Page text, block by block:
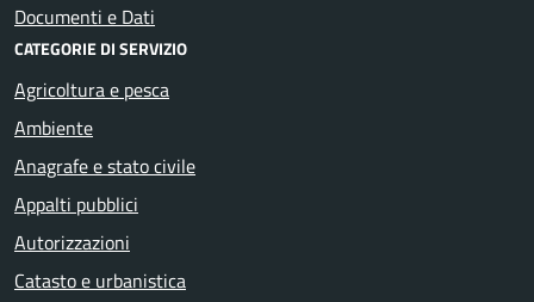
Documenti e Dati
CATEGORIE DI SERVIZIO
Agricoltura e pesca
Ambiente
Anagrafe e stato civile
Appalti pubblici
Autorizzazioni
Catasto e urbanistica